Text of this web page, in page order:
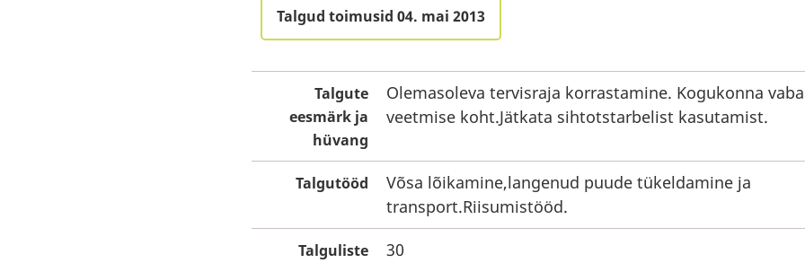
Talgud toimusid 04. mai 2013
Talgute
eesmärk ja
hüvang
Olemasoleva tervisraja korrastamine. Kogukonna
veetmise koht.Jätkata sihtotstarbelist kasutamist.
Talgutööd
Võsa lõikamine,langenud puude tükeldamine ja
transport.Riisumistööd.
Talguliste
30